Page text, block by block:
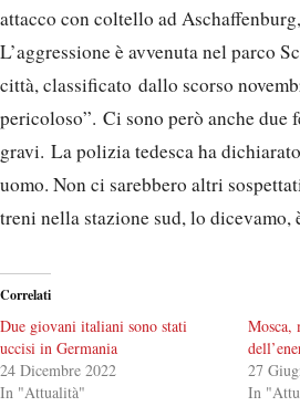
attacco con coltello ad
L’aggressione è avvenuta nel parco
città, classificato dallo scorso
pericoloso”. Ci sono però anche
gravi. La polizia tedesca ha
uomo. Non ci sarebbero altri
treni nella stazione sud, lo dicevamo,
Correlati
Due giovani italiani sono stati
uccisi in Germania
24 Dicembre 2022
In "Attualità"
Mosca,
27
In